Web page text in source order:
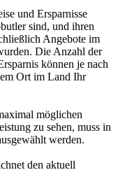
und Ersparnisse
sind, und ihren
Angebote im
Die Anzahl der
können je nach
Ort im Land Ihr
möglichen
zu sehen, muss in
werden.
den aktuell